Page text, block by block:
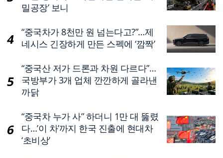
밀공장’ 보니
“중국차가 8천만 원 넘는다고?”…제
네시스 긴장하게 만든 스펙에 ‘깜짝’
“중국산 저가 드론과 차원 다르다”…
국방부가 3개 업체 깐깐하게 골라낸
까닭
“중국차 누가 사” 하더니 1만 대 뚫렸
다…’이 차’까지 한국 진출에 현대차
‘초비상’